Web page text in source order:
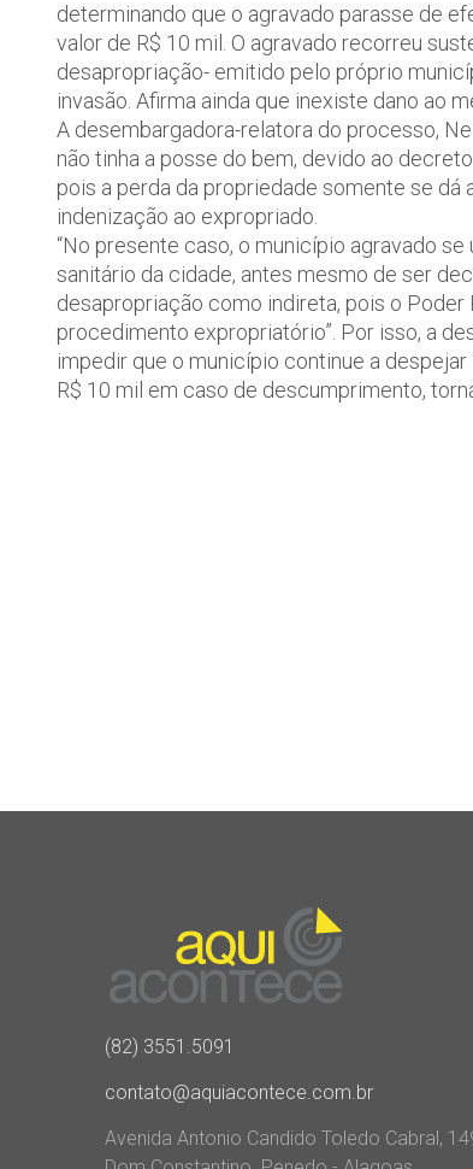
determinando que o agravado parasse de
valor de R$ 10 mil. O agravado recorreu
desapropriação- emitido pelo próprio
invasão. Afirma ainda que inexiste dano ao
A desembargadora-relatora do processo,
não tinha a posse do bem, devido ao
pois a perda da propriedade somente se
indenização ao expropriado.
“No presente caso, o município agravado
sanitário da cidade, antes mesmo de ser
desapropriação como indireta, pois o
procedimento expropriatório”. Por isso, a
impedir que o município continue a
R$ 10 mil em caso de descumprimento,
(82) 3551.5091
contato@aquiacontece.com.br
Avenida Antonio Candido Toledo Cabral,